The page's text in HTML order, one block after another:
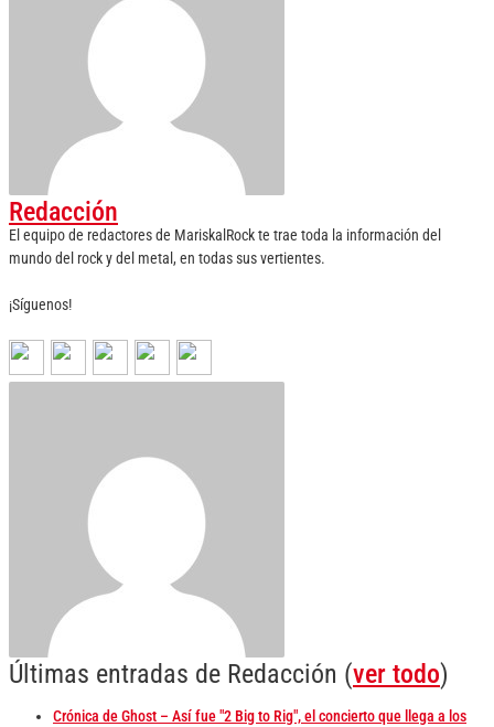
Redacción
El equipo de redactores de MariskalRock te trae toda la información del
mundo del rock y del metal, en todas sus vertientes.
¡Síguenos!
Últimas entradas de Redacción (ver todo)
Crónica de Ghost – Así fue "2 Big to Rig", el concierto que llega a los